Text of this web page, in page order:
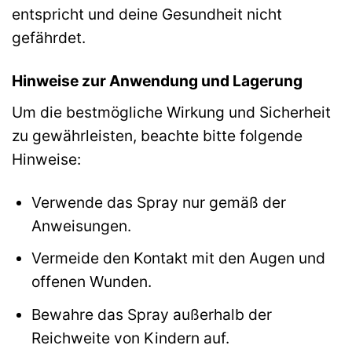
entspricht und deine Gesundheit nicht
gefährdet.
Hinweise zur Anwendung und Lagerung
Um die bestmögliche Wirkung und Sicherheit
zu gewährleisten, beachte bitte folgende
Hinweise:
Verwende das Spray nur gemäß der
Anweisungen.
Vermeide den Kontakt mit den Augen und
offenen Wunden.
Bewahre das Spray außerhalb der
Reichweite von Kindern auf.